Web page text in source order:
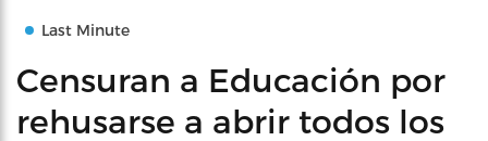
Last Minute
Censuran a Educación por
rehusarse a abrir todos los